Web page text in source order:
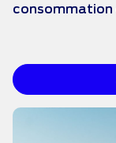
consommation